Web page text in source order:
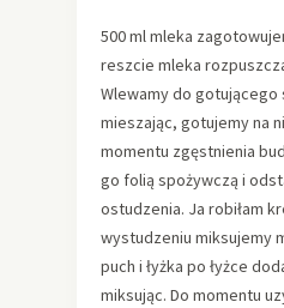
500 ml mleka
reszcie mleka
Wlewamy do gotującego
mieszając, gotujemy na
momentu zgęstnienia
go folią spożywczą i
ostudzenia. Ja robiłam
wystudzeniu miksujemy
puch i łyżka po łyżce
miksując. Do momentu